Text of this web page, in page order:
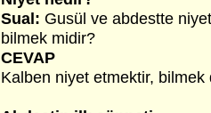
Sual: Gusül ve abdestte
bilmek midir?
CEVAP
Kalben niyet etmektir, bilmek